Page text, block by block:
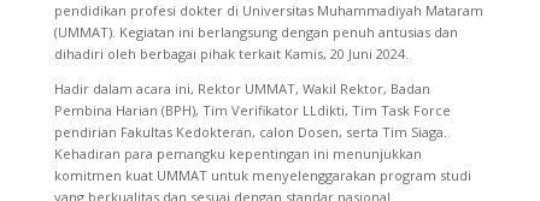
pendidikan profesi dokter di Universitas Muhammadiyah Mataram
(UMMAT). Kegiatan ini berlangsung dengan penuh antusias dan
dihadiri oleh berbagai pihak terkait Kamis, 20 Juni 2024.
Hadir dalam acara ini, Rektor UMMAT, Wakil Rektor, Badan
Pembina Harian (BPH), Tim Verifikator LLdikti, Tim Task Force
pendirian Fakultas Kedokteran, calon Dosen, serta Tim Siaga.
Kehadiran para pemangku kepentingan ini menunjukkan
komitmen kuat UMMAT untuk menyelenggarakan program studi
yang berkualitas dan sesuai dengan standar nasional.